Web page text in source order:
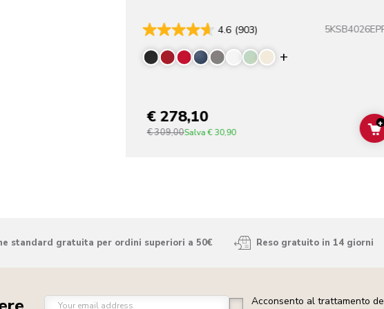
4.6 (903)
Display more
€ 278,10
€ 309,00Salva € 30,90
+
standard gratuita per ordini superiori a 50€ Reso gratuito in 14 giorni
Your email address
Acconsento al trattamento